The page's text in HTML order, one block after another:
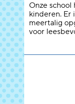
Onze
kinderen. Er
meertalig
voor